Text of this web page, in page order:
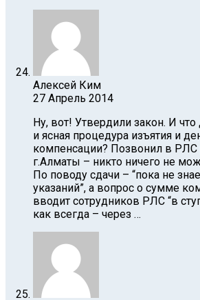
Алексей Ким
27 Апрель 2014
Ну, вот! Утвердили закон. И
и ясная процедура изъятия и
компенсации? Позвонил в РЛС
г.Алматы – никто ничего не
По поводу сдачи – “пока не
указаний”, а вопрос о сумме
вводит сотрудников РЛС “в
как всегда – через …